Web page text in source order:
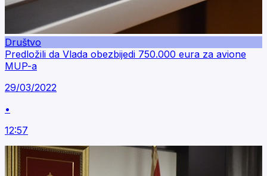
Društvo
Predložili da Vlada obezbijedi 750.000 eura za avione
MUP-a
29/03/2022
•
12:57